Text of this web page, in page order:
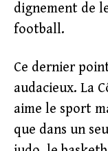
dignement de
football.
Ce dernier
audacieux. La
aime le sport
que dans un